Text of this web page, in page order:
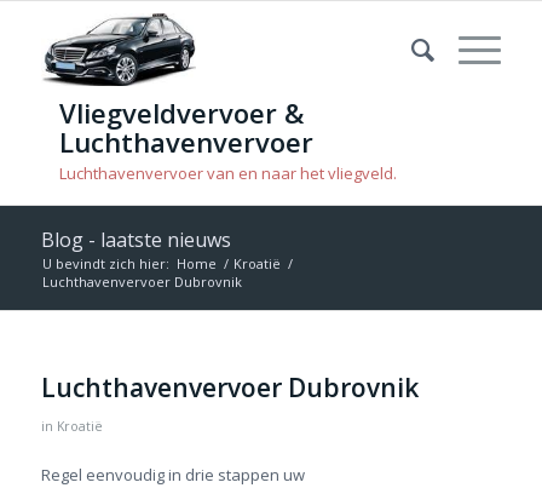
Vliegveldvervoer &
Luchthavenvervoer
Luchthavenvervoer van en naar het vliegveld.
Blog - laatste nieuws
U bevindt zich hier: Home / Kroatië /
Luchthavenvervoer Dubrovnik
Luchthavenvervoer Dubrovnik
in Kroatië
Regel eenvoudig in drie stappen uw